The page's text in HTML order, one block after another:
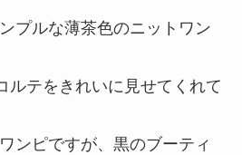
プルな薄茶色のニットワン
ルテをきれいに見せてくれて
ンピですが、黒のブーティ